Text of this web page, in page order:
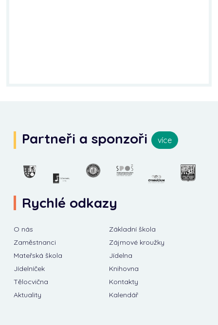
Partneři a sponzoři více
Rychlé odkazy
O nás
Základní škola
Zaměstnanci
Zájmové kroužky
Mateřská škola
Jídelna
Jídelníček
Knihovna
Tělocvična
Kontakty
Aktuality
Kalendář